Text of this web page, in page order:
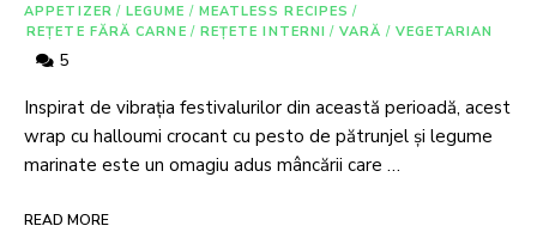
APPETIZER / LEGUME / MEATLESS RECIPES /
REȚETE FĂRĂ CARNE / REȚETE INTERNI / VARĂ / VEGETARIAN
5
Inspirat de vibrația festivalurilor din această perioadă, acest
wrap cu halloumi crocant cu pesto de pătrunjel și legume
marinate este un omagiu adus mâncării care …
READ MORE